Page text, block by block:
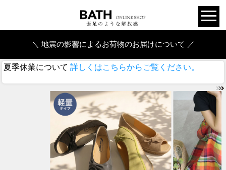
＼ 地震の影響によるお荷物のお届けについて ／
夏季休業について 詳しくはこちらからご覧ください。